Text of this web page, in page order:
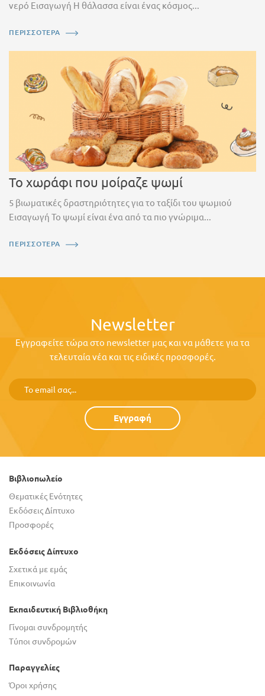
νερό Εισαγωγή Η θάλασσα είναι ένας κόσμος...
ΠΕΡΙΣΣΟΤΕΡΑ
Το χωράφι που μοίραζε ψωμί
5 βιωματικές δραστηριότητες για το ταξίδι του ψωμιού
Εισαγωγή Το ψωμί είναι ένα από τα πιο γνώριμα...
ΠΕΡΙΣΣΟΤΕΡΑ
Newsletter
Εγγραφείτε τώρα στο newsletter μας και να μάθετε για τα
τελευταία νέα και τις ειδικές προσφορές.
Εγγραφή
Βιβλιοπωλείο
Θεματικές Ενότητες
Εκδόσεις Δίπτυχο
Προσφορές
Εκδόσεις Δίπτυχο
Σχετικά με εμάς
Επικοινωνία
Εκπαιδευτική Βιβλιοθήκη
Γίνομαι συνδρομητής
Τύποι συνδρομών
Παραγγελίες
Όροι χρήσης